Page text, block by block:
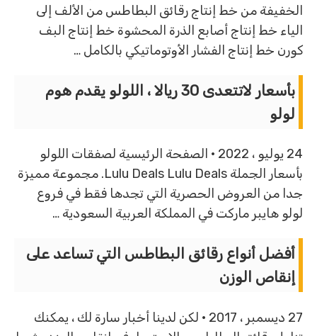
الخفيفة من خط إنتاج رقائق البطاطس من الألف إلى
الياء خط إنتاج أصابع الذرة المحشوة خط إنتاج البف
كورن خط إنتاج الفشار الأوتوماتيكي بالكامل …
بأسعار لاتتعدى 30 ريالا ، اللولو يقدم هوم
لولو
24 يوليو ، 2022 · الصفحة الرئيسية لصفقات اللولو
بأسعار الجملة Lulu Deals Lulu Deals. مجموعة مميزة
جدا من العروض الحصرية التي تجدها فقط في فروع
لولو هايبر ماركت في المملكة العربية السعودية …
أفضل أنواع رقائق البطاطس التي تساعد على
إنقاص الوزن
27 ديسمبر ، 2017 · لكن لدينا أخبار سارة لك ، يمكنك